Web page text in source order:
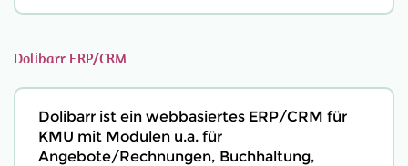
Dolibarr ERP/CRM
Dolibarr ist ein webbasiertes ERP/CRM für
KMU mit Modulen u.a. für
Angebote/Rechnungen, Buchhaltung,